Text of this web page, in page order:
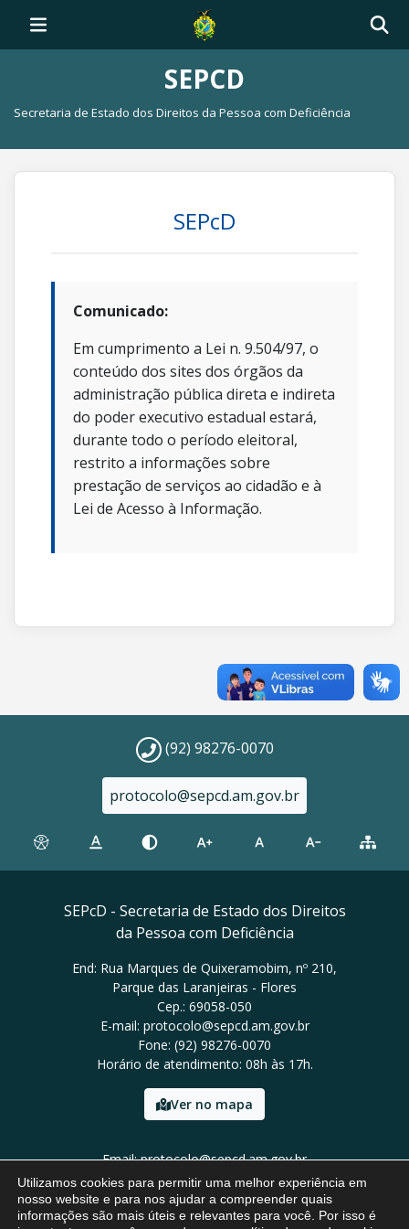
SEPCD
Secretaria de Estado dos Direitos da Pessoa com Deficiência
SEPcD
Comunicado:
Em cumprimento a Lei n. 9.504/97, o
conteúdo dos sites dos órgãos da
administração pública direta e indireta
do poder executivo estadual estará,
durante todo o período eleitoral,
restrito a informações sobre
prestação de serviços ao cidadão e à
Lei de Acesso à Informação.
(92) 98276-0070
protocolo@sepcd.am.gov.br
SEPcD - Secretaria de Estado dos Direitos
da Pessoa com Deficiência
End: Rua Marques de Quixeramobim, nº 210,
Parque das Laranjeiras - Flores
Cep.: 69058-050
E-mail: protocolo@sepcd.am.gov.br
Fone: (92) 98276-0070
Horário de atendimento: 08h às 17h.
Ver no mapa
Email: protocolo@sepcd.am.gov.br
Tel: (92) 98276-0070
Utilizamos cookies para permitir uma melhor experiência em
nosso website e para nos ajudar a compreender quais
informações são mais úteis e relevantes para você. Por isso é